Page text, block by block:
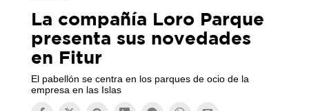
La compañía Loro Parque
presenta sus novedades
en Fitur
El pabellón se centra en los parques de ocio de la
empresa en las Islas